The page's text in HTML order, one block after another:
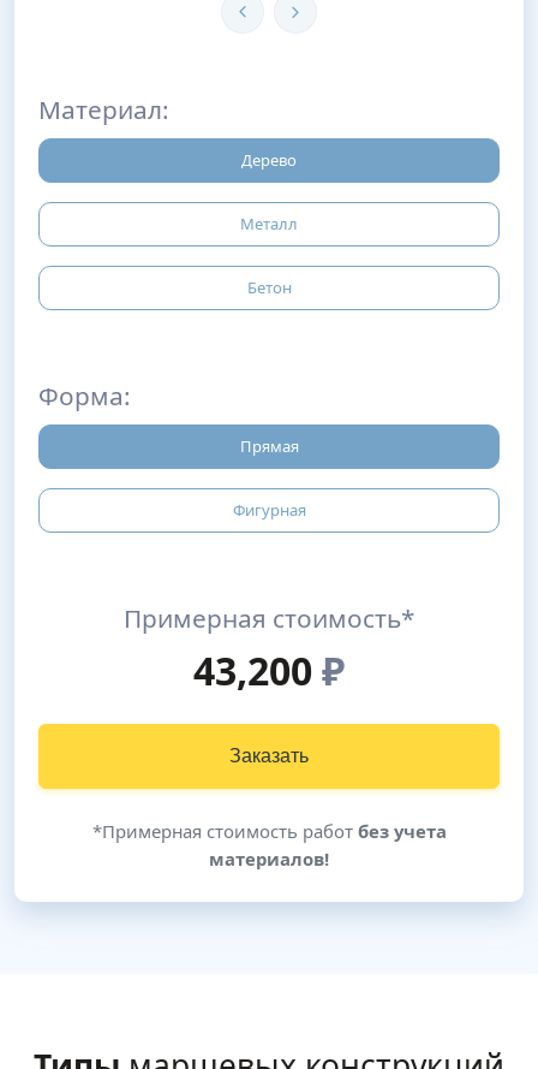
Материал:
Дерево
Металл
Бетон
Форма:
Прямая
Фигурная
Примерная стоимость*
43,200₽
Заказать
*Примерная стоимость работ без учета
материалов!